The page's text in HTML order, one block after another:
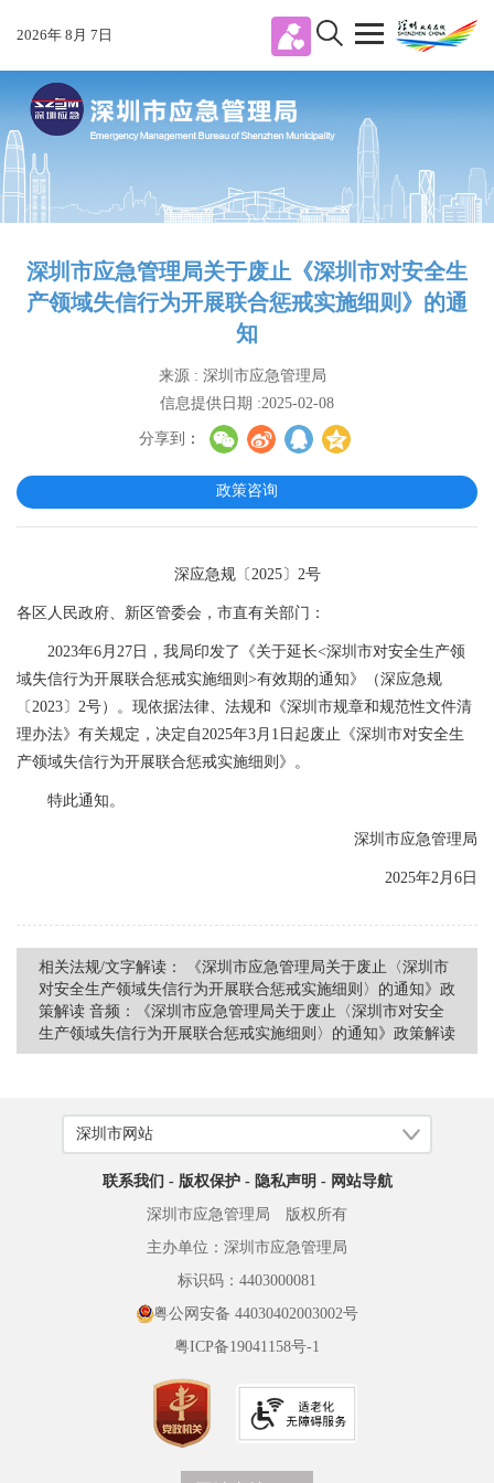
2026年 8 月 7 日
深圳市应急管理局关于废止《深圳市对安全生
产领域失信行为开展联合惩戒实施细则》的通
知
来源 : 深圳市应急管理局
信息提供日期 :2025-02-08
分享到 ：
政策咨询
深应急规〔2025〕2号
各区人民政府、新区管委会，市直有关部门：
2023年6月27日，我局印发了《关于延长<深圳市对安全生产领
域失信行为开展联合惩戒实施细则>有效期的通知》（深应急规
〔2023〕2号）。现依据法律、法规和《深圳市规章和规范性文件清
理办法》有关规定，决定自2025年3月1日起废止《深圳市对安全生
产领域失信行为开展联合惩戒实施细则》。
特此通知。
深圳市应急管理局
2025年2月6日
相关法规/文字解读：
《深圳市应急管理局关于废止〈深圳市
对安全生产领域失信行为开展联合惩戒实施细则〉的通知》政
策解读 音频：《深圳市应急管理局关于废止〈深圳市对安全
生产领域失信行为开展联合惩戒实施细则〉的通知》政策解读
联系我们 - 版权保护- 隐私声明 - 网站导航
深圳市应急管理局 版权所有
主办单位：深圳市应急管理局
标识码：4403000081
粤公网安备 44030402003002号
粤ICP备19041158号-1